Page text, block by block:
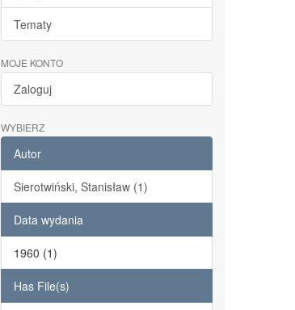
Tematy
MOJE KONTO
Zaloguj
WYBIERZ
Autor
Sierotwiński, Stanisław (1)
Data wydania
1960 (1)
Has File(s)